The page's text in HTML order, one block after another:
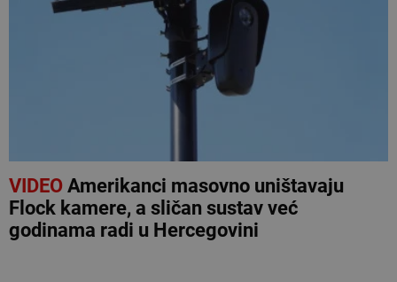
VIDEOAmerikanci masovno uništavaju
Flock kamere, a sličan sustav već
godinama radi u Hercegovini